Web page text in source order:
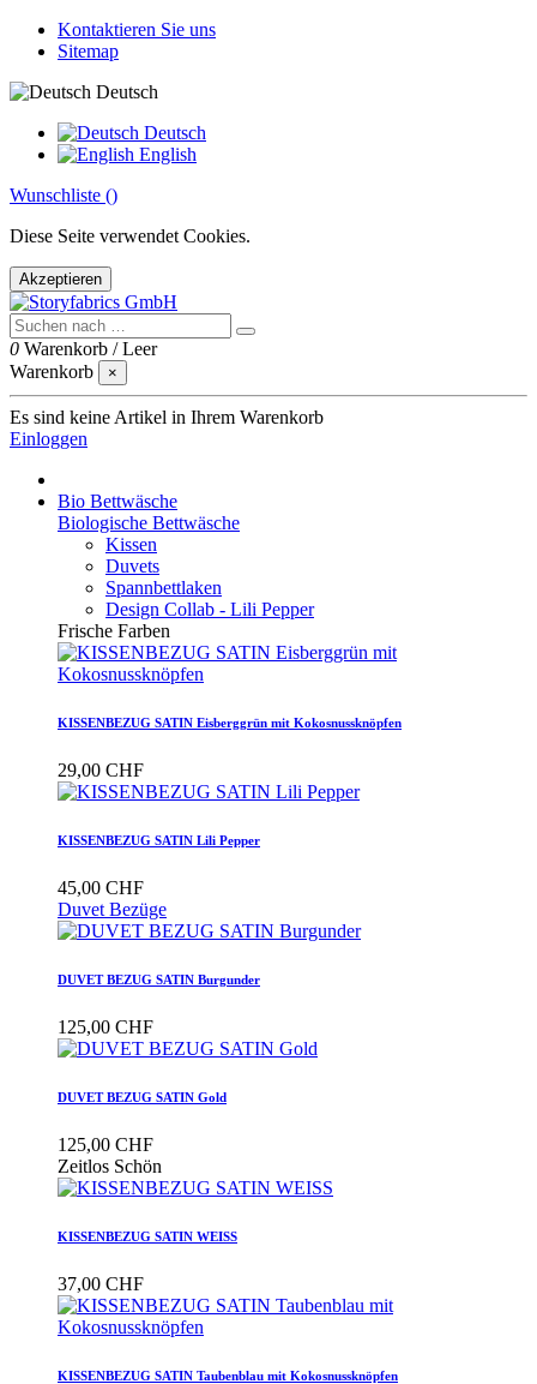
Kontaktieren Sie uns
Sitemap
Deutsch
Deutsch
English
Wunschliste ()
Diese Seite verwendet Cookies.
Akzeptieren
0 Warenkorb /Leer
Warenkorb
×
Es sind keine Artikel in Ihrem Warenkorb
Einloggen
Bio Bettwäsche
Biologische Bettwäsche
Kissen
Duvets
Spannbettlaken
Design Collab - Lili Pepper
Frische Farben
KISSENBEZUG SATIN Eisberggrün mit Kokosnussknöpfen
29,00 CHF
KISSENBEZUG SATIN Lili Pepper
45,00 CHF
Duvet Bezüge
DUVET BEZUG SATIN Burgunder
125,00 CHF
DUVET BEZUG SATIN Gold
125,00 CHF
Zeitlos Schön
KISSENBEZUG SATIN WEISS
37,00 CHF
KISSENBEZUG SATIN Taubenblau mit Kokosnussknöpfen